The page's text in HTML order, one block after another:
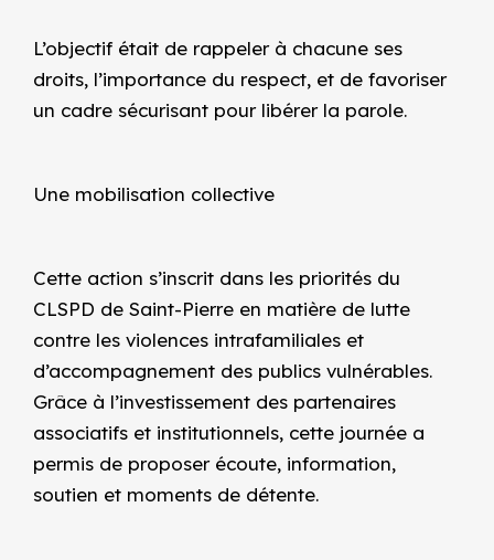
L’objectif était de rappeler à chacune ses
droits, l’importance du respect, et de favoriser
un cadre sécurisant pour libérer la parole.
Une mobilisation collective
Cette action s’inscrit dans les priorités du
CLSPD de Saint-Pierre en matière de lutte
contre les violences intrafamiliales et
d’accompagnement des publics vulnérables.
Grâce à l’investissement des partenaires
associatifs et institutionnels, cette journée a
permis de proposer écoute, information,
soutien et moments de détente.